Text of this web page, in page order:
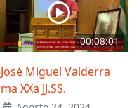
00:08:01
José Miguel Valderra
ma XXa JJ.SS.